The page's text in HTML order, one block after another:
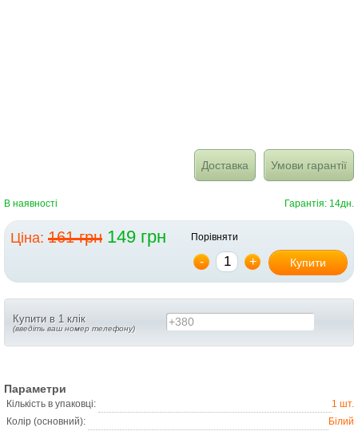
Доставка Умови гарантії
В наявності Гарантія: 14дн.
Ціна: 161 грн 149 грн Порівняти
- + Купити
Купити в 1 клік
(введіть ваш номер телефону) +380
Параметри
Кількість в упаковці:
1 шт.
Колір (основний):
Білий